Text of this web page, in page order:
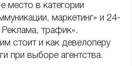
место в категории
маркетинг» и 24-
трафик».
стоит и как девелоперу
при выборе агентства.